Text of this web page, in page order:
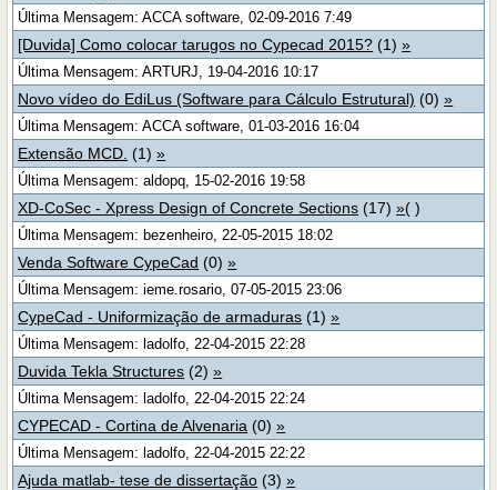
Última Mensagem: ACCA software, 02-09-2016 7:49
[Duvida] Como colocar tarugos no Cypecad 2015? (1)»
Última Mensagem: ARTURJ, 19-04-2016 10:17
Novo vídeo do EdiLus (Software para Cálculo Estrutural) (0)»
Última Mensagem: ACCA software, 01-03-2016 16:04
Extensão MCD. (1)»
Última Mensagem: aldopq, 15-02-2016 19:58
XD-CoSec - Xpress Design of Concrete Sections (17)»( )
Última Mensagem: bezenheiro, 22-05-2015 18:02
Venda Software CypeCad (0)»
Última Mensagem: ieme.rosario, 07-05-2015 23:06
CypeCad - Uniformização de armaduras (1)»
Última Mensagem: ladolfo, 22-04-2015 22:28
Duvida Tekla Structures (2)»
Última Mensagem: ladolfo, 22-04-2015 22:24
CYPECAD - Cortina de Alvenaria (0)»
Última Mensagem: ladolfo, 22-04-2015 22:22
Ajuda matlab- tese de dissertação (3)»